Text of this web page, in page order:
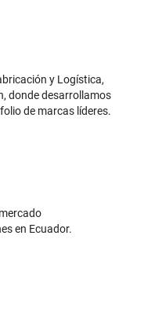
y Logística,
donde desarrollamos
de marcas líderes.
en Ecuador.